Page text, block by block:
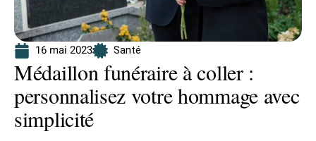
16 mai 2023 Santé
Médaillon funéraire à coller :
personnalisez votre hommage avec
simplicité